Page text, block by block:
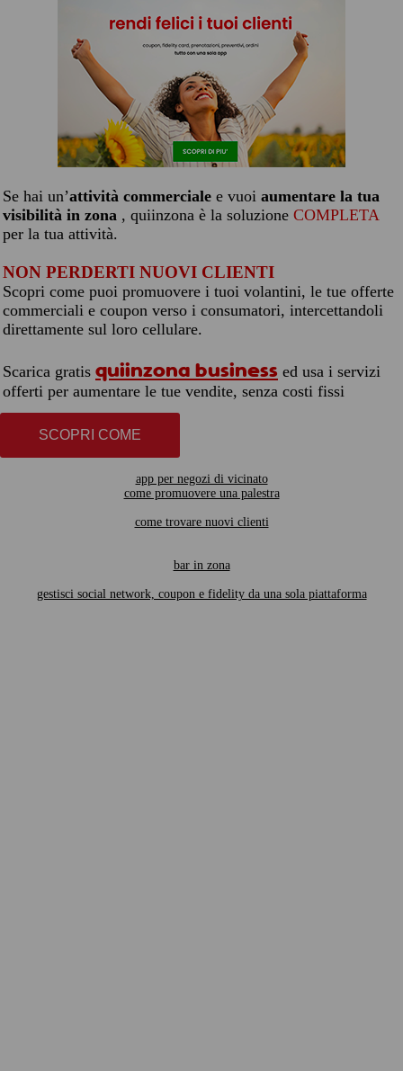
Se hai un’attività commerciale e vuoi aumentare la tua
visibilità in zona , quiinzona è la soluzione COMPLETA
per la tua attività.
NON PERDERTI NUOVI CLIENTI
Scopri come puoi promuovere i tuoi volantini, le tue offerte
commerciali e coupon verso i consumatori, intercettandoli
direttamente sul loro cellulare.
Scarica gratis quiinzona business ed usa i servizi
offerti per aumentare le tue vendite, senza costi fissi
SCOPRI COME
app per negozi di vicinato
come promuovere una palestra
come trovare nuovi clienti
bar in zona
gestisci social network, coupon e fidelity da una sola piattaforma